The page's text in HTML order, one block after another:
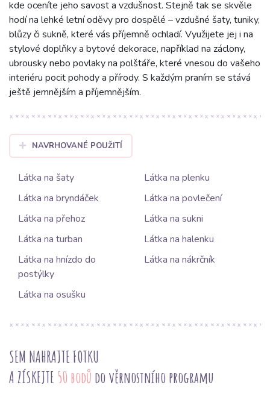
kde oceníte jeho savost a vzdušnost. Stejně tak se skvěle
hodí na lehké letní oděvy pro dospělé – vzdušné šaty, tuniky,
blůzy či sukně, které vás příjemně ochladí. Využijete jej i na
stylové doplňky a bytové dekorace, například na záclony,
ubrousky nebo povlaky na polštáře, které vnesou do vašeho
interiéru pocit pohody a přírody. S každým praním se stává
ještě jemnějším a příjemnějším.
NAVRHOVANÉ POUŽITÍ
Látka na šaty
Látka na plenku
Látka na bryndáček
Látka na povlečení
Látka na přehoz
Látka na sukni
Látka na turban
Látka na halenku
Látka na hnízdo do
postýlky
Látka na nákrčník
Látka na osušku
SEM NAHRAJTE FOTKU
A ZÍSKEJTE 50 bodů do věrnostního programu